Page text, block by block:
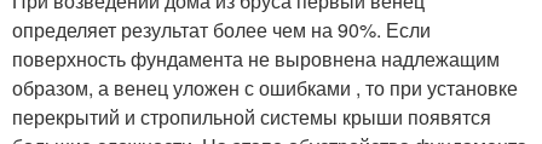
определяет результат более чем на 90%. Если
поверхность фундамента не выровнена надлежащим
образом, а венец уложен с ошибками , то при установке
перекрытий и стропильной системы крыши появятся